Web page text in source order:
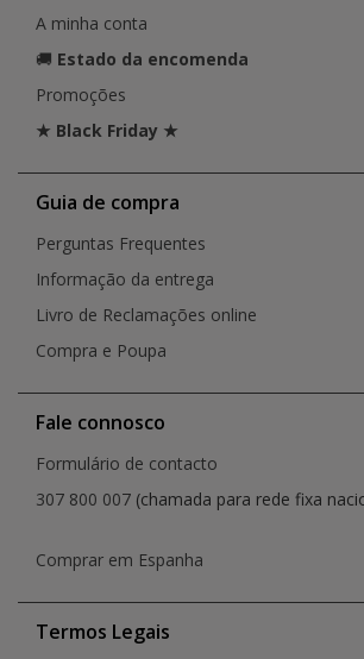
A minha conta
🚚 Estado da encomenda
Promoções
★ Black Friday ★
Guia de compra
Perguntas Frequentes
Informação da entrega
Livro de Reclamações online
Compra e Poupa
Fale connosco
Formulário de contacto
307 800 007 (chamada para rede fixa
Comprar em Espanha
Termos Legais